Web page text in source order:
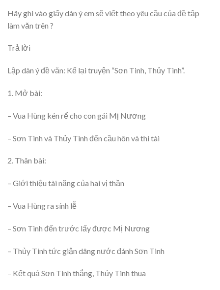
Hãy ghi vào giấy dàn ý em sẽ viết theo yêu cầu của đề tập
làm văn trên ?
Trả lời
Lập dàn ý đề văn: Kể lại truyện “Sơn Tinh, Thủy Tinh”.
1. Mở bài:
– Vua Hùng kén rể cho con gái Mị Nương
– Sơn Tinh và Thủy Tinh đến cầu hôn và thi tài
2. Thân bài:
– Giới thiệu tài năng của hai vị thần
– Vua Hùng ra sính lễ
– Sơn Tinh đến trước lấy được Mị Nương
– Thủy Tinh tức giận dâng nước đánh Sơn Tinh
– Kết quả Sơn Tinh thắng, Thủy Tinh thua